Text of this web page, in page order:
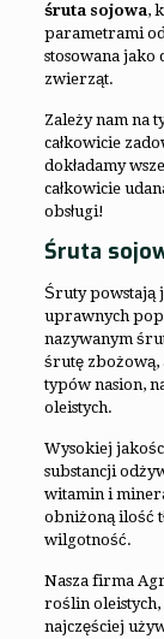
śruta sojowa,
parametrami
stosowana
zwierząt.
Zależy nam na
całkowicie
dokładamy
całkowicie
obsługi!
Śruta
Śruty powstają
uprawnych
nazywanym
śrutę
typów nasion,
oleistych.
Wysokiej
substancji
witamin i
obniżoną ilość
wilgotność.
Nasza firma
roślin oleistych,
najczęściej